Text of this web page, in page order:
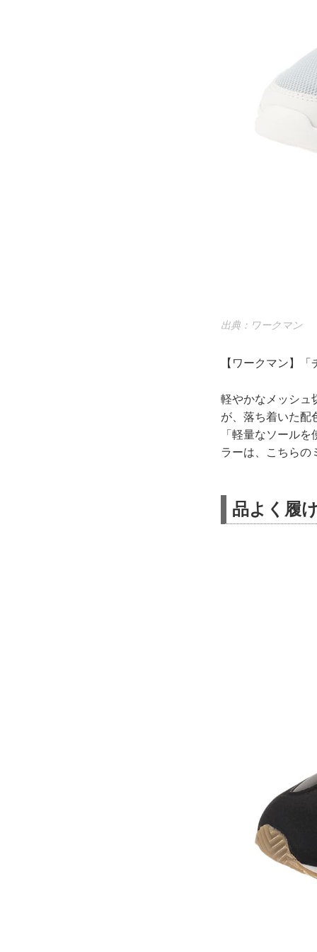
出典：ワークマン
【ワークマン】
軽やかなメッシュ
が、落ち着いた配
「軽量なソール
ラーは、こちらの
品よく履